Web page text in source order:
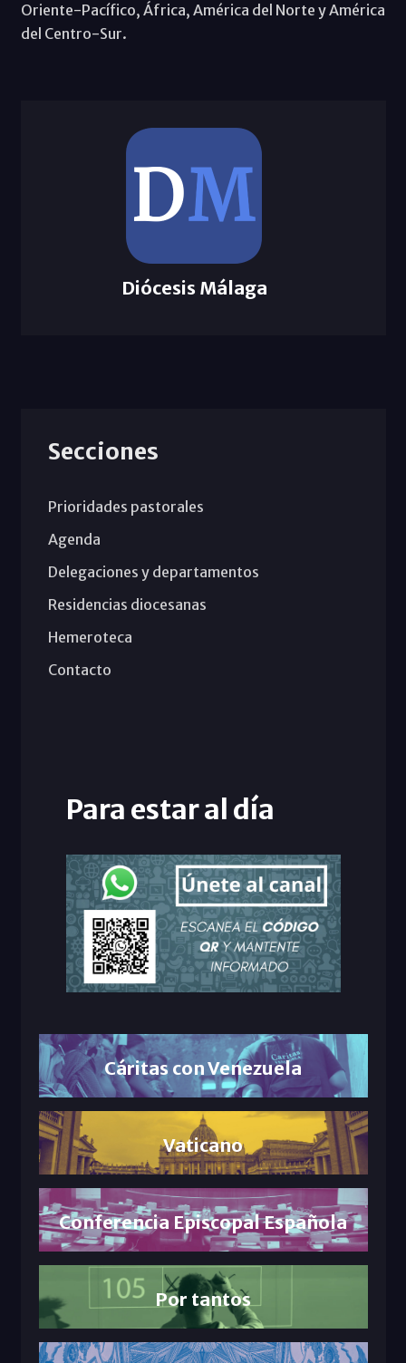
Oriente-Pacífico, África, América del Norte y América
del Centro-Sur.
Diócesis Málaga
Secciones
Prioridades pastorales
Agenda
Delegaciones y departamentos
Residencias diocesanas
Hemeroteca
Contacto
Para estar al día
Cáritas con Venezuela
Vaticano
Conferencia Episcopal Española
Por tantos